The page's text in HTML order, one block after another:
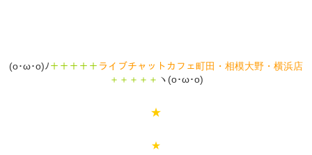
(o･ω･o)ﾉ＋＋＋＋＋ ライブチャットカフェ町田・相模大野・横浜店
＋＋＋＋＋ ヽ(o･ω･o)
★
★